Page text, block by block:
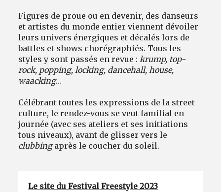
Figures de proue ou en devenir, des danseurs
et artistes du monde entier viennent dévoiler
leurs univers énergiques et décalés lors de
battles et shows chorégraphiés. Tous les
styles y sont passés en revue :krump, top-
rock, popping, locking, dancehall, house,
waacking…
Célébrant toutes les expressions de la street
culture, le rendez-vous se veut familial en
journée (avec ses ateliers et ses initiations
tous niveaux), avant de glisser vers le
clubbingaprès le coucher du soleil.
Le site du Festival Freestyle 2023